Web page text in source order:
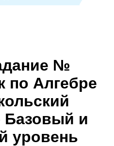
№
по Алгебре
Базовый и
уровень